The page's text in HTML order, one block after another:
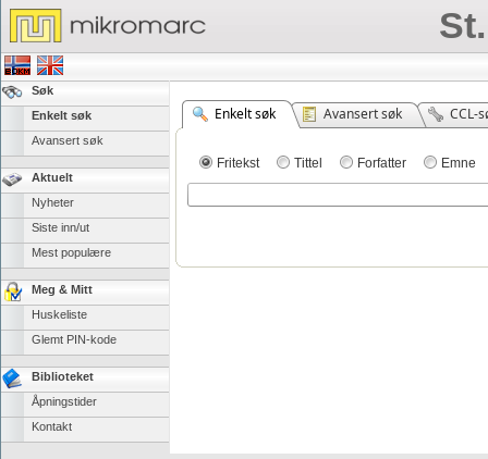
Søk
Enkelt søk
Avansert søk
Aktuelt
Nyheter
Siste inn/ut
Mest populære
Meg & Mitt
Huskeliste
Glemt PIN-kode
Biblioteket
Åpningstider
Kontakt
Enkelt søk Avansert søk CCL-
Fritekst Tittel Forfatter Emne